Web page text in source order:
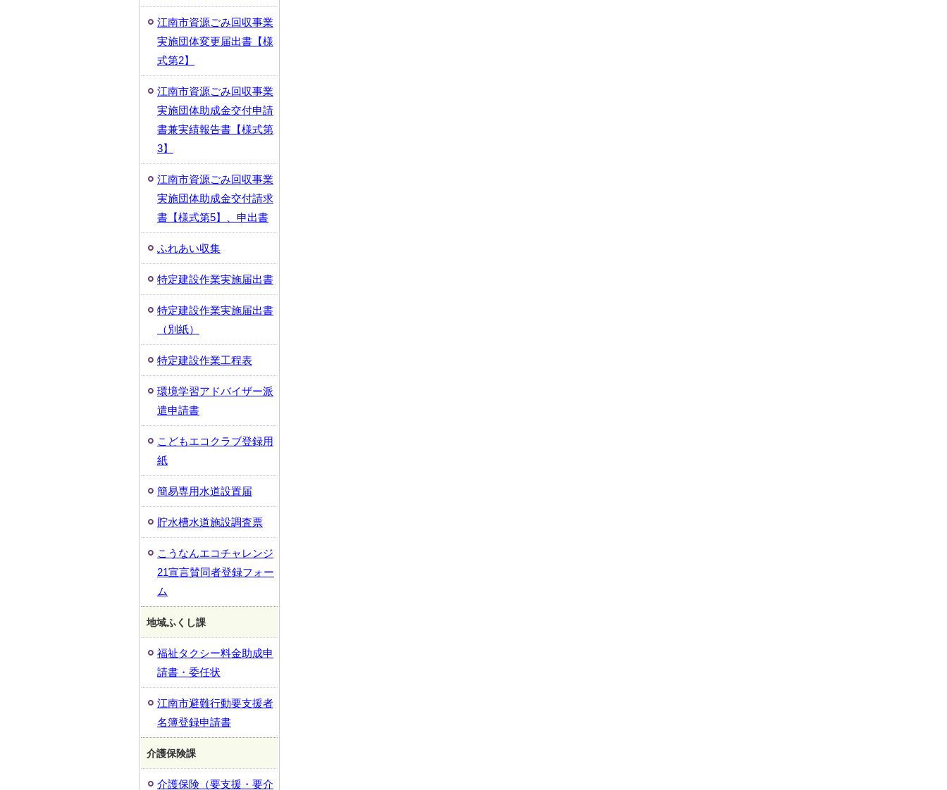
江南市資源ごみ回収事業
実施団体変更届出書【様
式第2】
江南市資源ごみ回収事業
実施団体助成金交付申請
書兼実績報告書【様式第
3】
江南市資源ごみ回収事業
実施団体助成金交付請求
書【様式第5】、申出書
ふれあい収集
特定建設作業実施届出書
特定建設作業実施届出書
（別紙）
特定建設作業工程表
環境学習アドバイザー派
遣申請書
こどもエコクラブ登録用
紙
簡易専用水道設置届
貯水槽水道施設調査票
こうなんエコチャレンジ
21宣言賛同者登録フォー
ム
地域ふくし課
福祉タクシー料金助成申
請書・委任状
江南市避難行動要支援者
名簿登録申請書
介護保険課
介護保険（要支援・要介